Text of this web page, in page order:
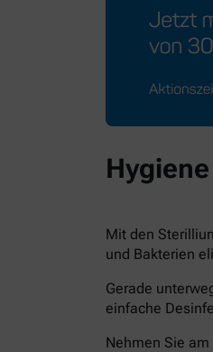
Mit den
und Bakterien
Gerade
einfache
Nehmen Sie